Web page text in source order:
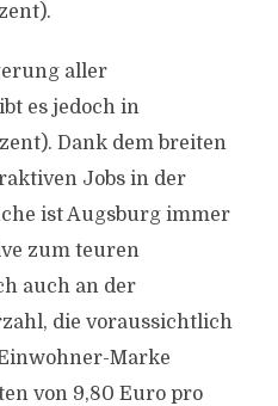
aller
es jedoch in
Dank dem breiten
Jobs in der
ist Augsburg immer
zum teuren
auch an der
die voraussichtlich
Marke
von 9,80 Euro pro